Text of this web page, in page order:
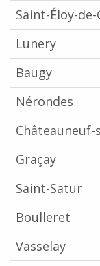
Saint-Éloy-de-
Lunery
Baugy
Nérondes
Châteauneuf-
Graçay
Saint-Satur
Boulleret
Vasselay